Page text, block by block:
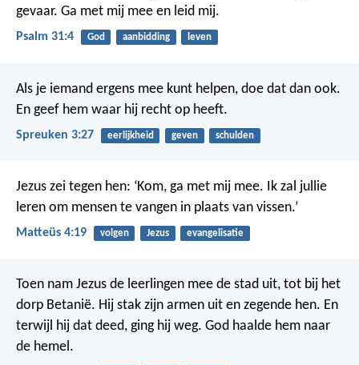
gevaar. Ga met mij mee en leid mij.
Psalm 31:4 God aanbidding leven
Als je iemand ergens mee kunt helpen, doe dat dan ook.
En geef hem waar hij recht op heeft.
Spreuken 3:27 eerlijkheid geven schulden
Jezus zei tegen hen: ‘Kom, ga met mij mee. Ik zal jullie
leren om mensen te vangen in plaats van vissen.’
Matteüs 4:19 volgen Jezus evangelisatie
Toen nam Jezus de leerlingen mee de stad uit, tot bij het
dorp Betanië. Hij stak zijn armen uit en zegende hen. En
terwijl hij dat deed, ging hij weg. God haalde hem naar
de hemel.